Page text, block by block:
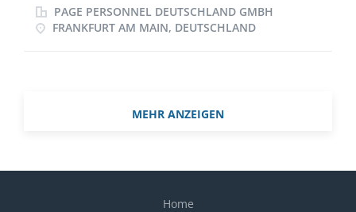
alle anfallenden Buchungsvorgänge in den Haupt-
und Nebenbüchern Sie sind verantwortlich für das
und Jahresabschlüsse auf
PAGE PERSONNEL DEUTSCHLAND GMBH
FRANKFURT AM MAIN, DEUTSCHLAND
MEHR ANZEIGEN
Home